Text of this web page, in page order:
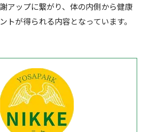
アップに繋がり、体の内側から健康
トが得られる内容となっています。